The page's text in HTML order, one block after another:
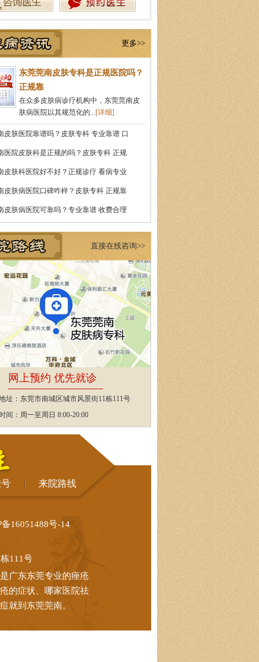
更多>>
东莞莞南皮肤专科是正规医院吗？
正规靠
在众多皮肤病诊疗机构中，东莞莞南皮
肤病医院以其规范化的...[详细]
皮肤医院靠谱吗？皮肤专科 专业靠谱 口
医院皮肤科是正规的吗？皮肤专科 正规
皮肤科医院好不好？正规诊疗 看病专业
皮肤病医院口碑咋样？皮肤专科 正规靠
皮肤病医院可靠吗？专业靠谱 收费合理
直接在线咨询>>
网上预约 优先就诊
址：东莞市南城区城市风景街11栋111号
间：周一至周日 8:00-20:00
来院路线
备16051488号-14
111号
广东东莞专业的痤疮
的症状、哪家医院祛
就到东莞莞南。